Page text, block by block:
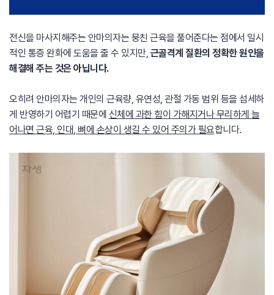
전신을 마사지해주는 안마의자는 뭉친 근육을 풀어준다는 점에서 일시
적인 통증 완화에 도움을 줄 수 있지만, 근골격계 질환의 정확한 원인을
해결해 주는 것은 아닙니다.
오히려 안마의자는 개인의 근육량, 유연성, 관절 가동 범위 등을 섬세하
게 반영하기 어렵기 때문에 신체에 과한 힘이 가해지거나 무리하게 늘
어나면 근육, 인대, 뼈에 손상이 생길 수 있어 주의가 필요합니다.